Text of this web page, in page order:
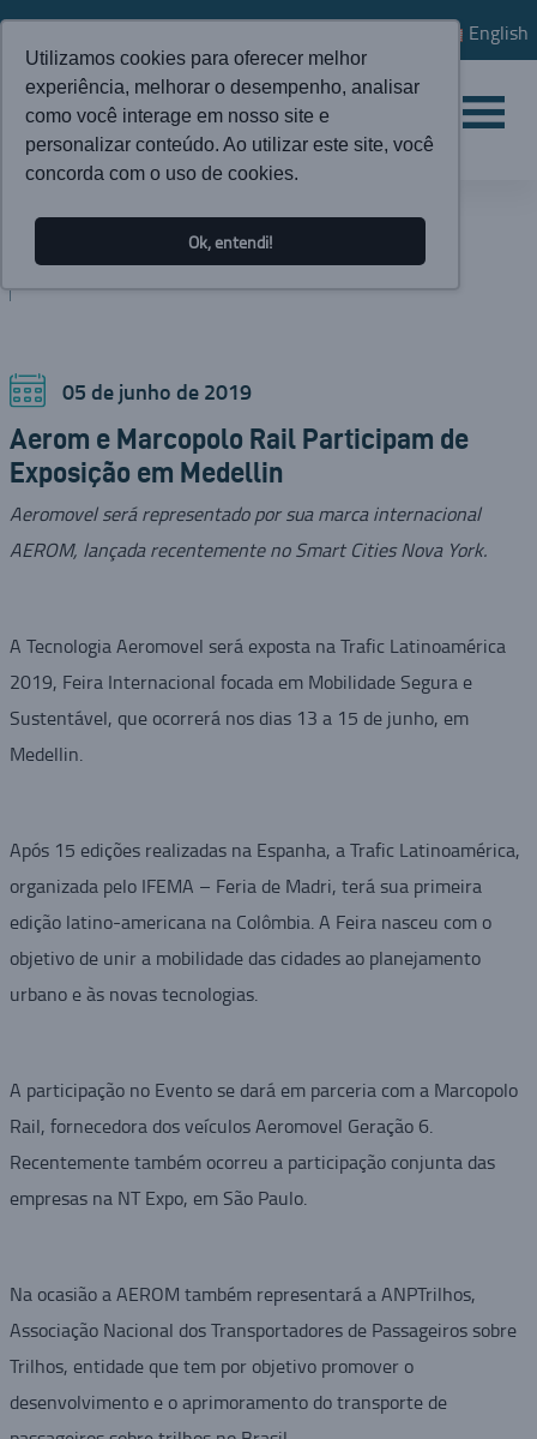
Utilizamos cookies para oferecer melhor
experiência, melhorar o desempenho, analisar
como você interage em nosso site e
personalizar conteúdo. Ao utilizar este site, você
concorda com o uso de cookies.
Ok, entendi!
English
ATUALIDADES
BLOG
05 de junho de 2019
Aerom e Marcopolo Rail Participam de
Exposição em Medellin
Aeromovel será representado por sua marca internacional
AEROM, lançada recentemente no Smart Cities Nova York.
A Tecnologia Aeromovel será exposta na Trafic Latinoamérica
2019, Feira Internacional focada em Mobilidade Segura e
Sustentável, que ocorrerá nos dias 13 a 15 de junho, em
Medellin.
Após 15 edições realizadas na Espanha, a Trafic Latinoamérica,
organizada pelo IFEMA – Feria de Madri, terá sua primeira
edição latino-americana na Colômbia. A Feira nasceu com o
objetivo de unir a mobilidade das cidades ao planejamento
urbano e às novas tecnologias.
A participação no Evento se dará em parceria com a Marcopolo
Rail, fornecedora dos veículos Aeromovel Geração 6.
Recentemente também ocorreu a participação conjunta das
empresas na NT Expo, em São Paulo.
Na ocasião a AEROM também representará a ANPTrilhos,
Associação Nacional dos Transportadores de Passageiros sobre
Trilhos, entidade que tem por objetivo promover o
desenvolvimento e o aprimoramento do transporte de